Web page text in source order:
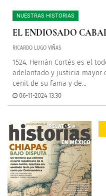
NUESTRAS HISTORIAS
EL ENDIOSADO
RICARDO LUGO VIÑAS
1524. Hernán Cortés es el
adelantado y justicia mayor
cenit de su fama y de...
06-11-2024 13:30